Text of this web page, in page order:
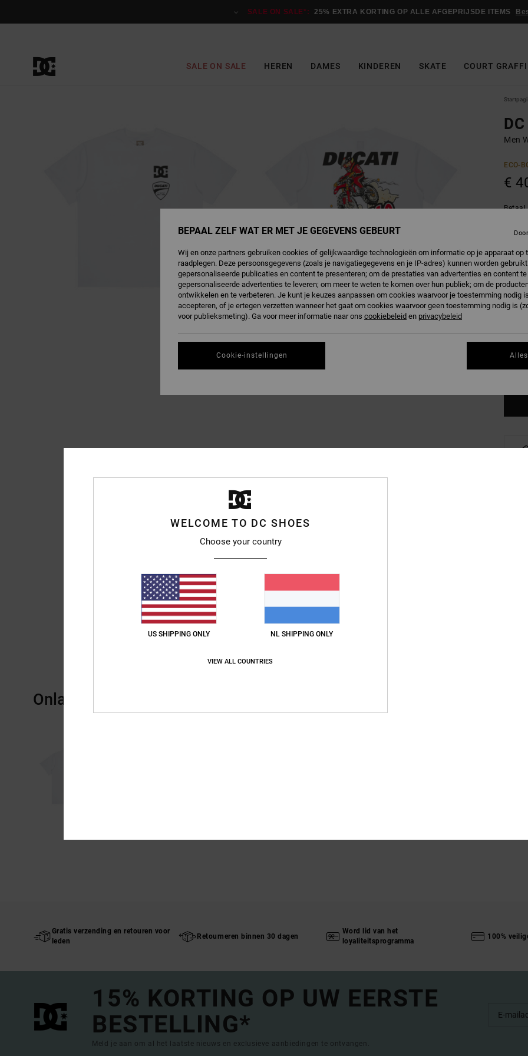
SALE ON SALE*: 25% EXTRA KORTING OP ALLE AFGEPRIJSDE ITEMS
SALE ON SALE HEREN DAMES KINDEREN SKATE COURT
Men
ECO-
€
Betaal
Kleur
Onlangs bekeken
Gratis verzending en retouren voor
leden
Retourneren binnen 30 dagen
Word lid van het
loyaliteitsprogramma
100%
15% KORTING OP UW EERSTE
BESTELLING*
Meld je aan om al het laatste nieuws en exclusieve aanbiedingen te ontvangen.
WELCOME TO DC SHOES
Choose your country
US SHIPPING ONLY NL SHIPPING ONLY
VIEW ALL COUNTRIES
BEPAAL ZELF WAT ER MET JE GEGEVENS GEBEURT
Wij en onze partners gebruiken cookies of gelijkwaardige technologieën om informatie op je apparaat op
raadplegen. Deze persoonsgegevens (zoals je navigatiegegevens en je IP-adres) kunnen worden
gepersonaliseerde publicaties en content te presenteren; om de prestaties van advertenties en content
gepersonaliseerde advertenties te leveren; om meer te weten te komen over hun publiek; om de
ontwikkelen en te verbeteren. Je kunt je keuzes aanpassen om cookies waarvoor je toestemming nodig
accepteren, of je ertegen verzetten wanneer het gaat om cookies waarvoor geen toestemming nodig is
voor publieksmeting). Ga voor meer informatie naar ons cookiebeleid en privacybeleid
Cookie-instellingen